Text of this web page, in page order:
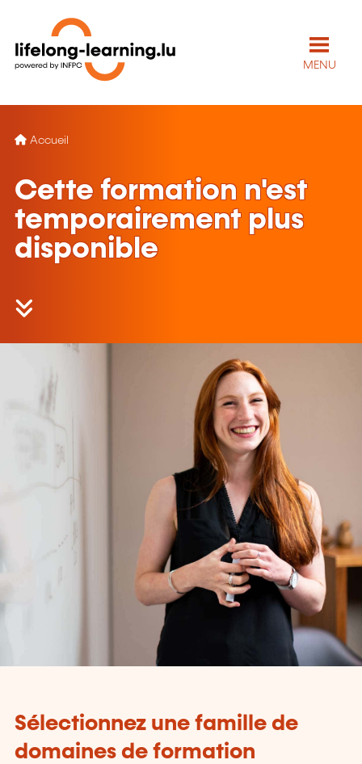
MENU
Accueil
Cette formation n'est
temporairement plus
disponible
Sélectionnez une famille de
domaines de formation